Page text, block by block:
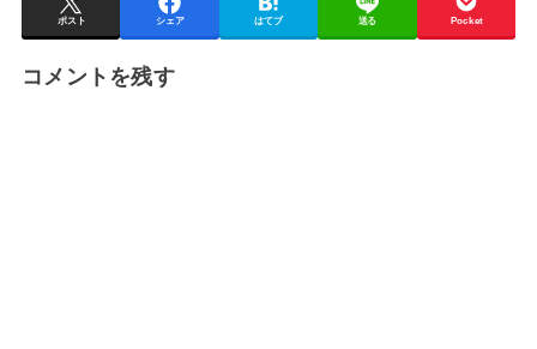
ポスト シェア はてブ 送る Pocket
コメントを残す